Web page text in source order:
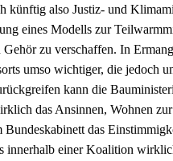
künftig also Justiz- und
eines Modells zur
Gehör zu verschaffen. In
umso wichtiger, die jedoch
kann die
das Ansinnen, Wohnen
Bundeskabinett das
innerhalb einer Koalition